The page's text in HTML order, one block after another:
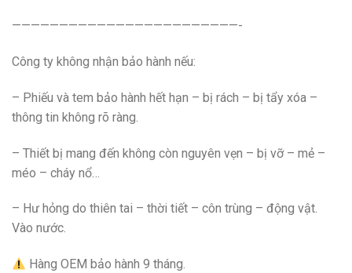
————————————————————————-
Công ty không nhận bảo hành nếu:
– Phiếu và tem bảo hành hết hạn – bị rách – bị tẩy xóa –
thông tin không rõ ràng.
– Thiết bị mang đến không còn nguyên vẹn – bị vỡ – mẻ –
méo – cháy nổ…
– Hư hỏng do thiên tai – thời tiết – côn trùng – động vật.
Vào nước.
Hàng OEM bảo hành 9 tháng.